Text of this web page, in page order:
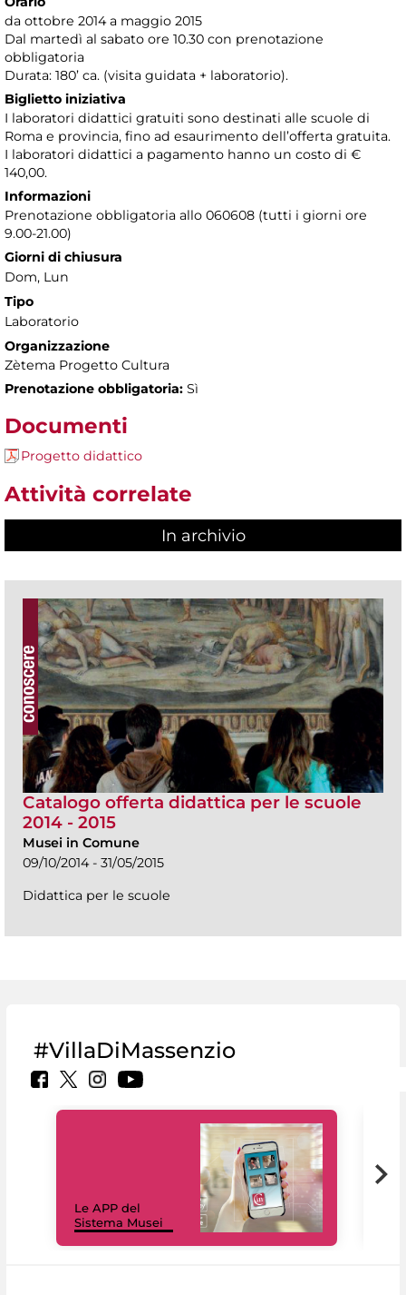
da ottobre 2014 a maggio 2015
Dal martedì al sabato ore 10.30 con prenotazione
obbligatoria
Durata: 180’ ca. (visita guidata + laboratorio).
Biglietto iniziativa
I laboratori didattici gratuiti sono destinati alle scuole di
Roma e provincia, fino ad esaurimento dell’offerta gratuita.
I laboratori didattici a pagamento hanno un costo di €
140,00.
Informazioni
Prenotazione obbligatoria allo 060608 (tutti i giorni ore
9.00-21.00)
Giorni di chiusura
Dom, Lun
Tipo
Laboratorio
Organizzazione
Zètema Progetto Cultura
Prenotazione obbligatoria: Sì
Documenti
Progetto didattico
Attività correlate
In archivio
Catalogo offerta didattica per le scuole
2014 - 2015
Musei in Comune
09/10/2014 - 31/05/2015
Didattica per le scuole
#VillaDiMassenzio
Le APP del
Sistema Musei